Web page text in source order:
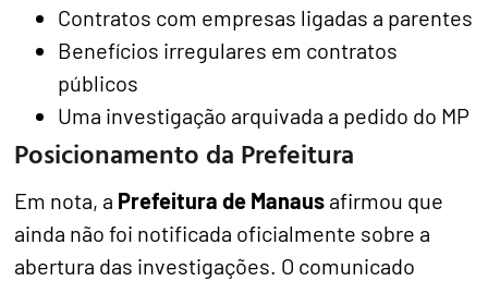
Contratos com empresas ligadas a parentes
Benefícios irregulares em contratos
públicos
Uma investigação arquivada a pedido do MP
Posicionamento da Prefeitura
Em nota, a Prefeitura de Manaus afirmou que
ainda não foi notificada oficialmente sobre a
abertura das investigações. O comunicado